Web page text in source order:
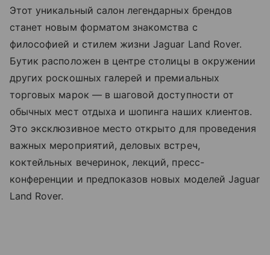
Этот уникальный салон легендарных брендов
станет новым форматом знакомства с
философией и стилем жизни Jaguar Land Rover.
Бутик расположен в центре столицы в окружении
других роскошных галерей и премиальных
торговых марок — в шаговой доступности от
обычных мест отдыха и шопинга наших клиентов.
Это эксклюзивное место открыто для проведения
важных мероприятий, деловых встреч,
коктейльных вечеринок, лекций, пресс-
конференции и предпоказов новых моделей Jaguar
Land Rover.